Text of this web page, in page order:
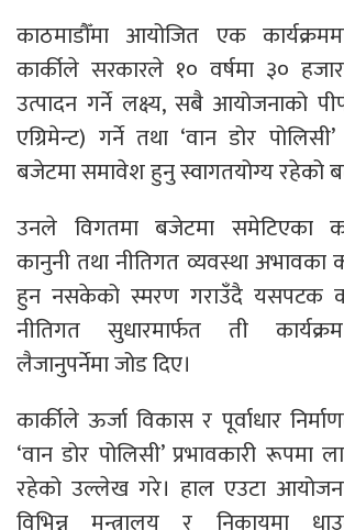
काठमाडाैँमा आयोजित एक
कार्कीले सरकारले १० वर्षमा ३०
उत्पादन गर्ने लक्ष्य, सबै आयोजनाको
एग्रिमेन्ट) गर्ने तथा ‘वान डोर
बजेटमा समावेश हुनु स्वागतयोग्य रहेको
उनले विगतमा बजेटमा समेटिएका
कानुनी तथा नीतिगत व्यवस्था अभावका
हुन नसकेको स्मरण गराउँदै यसपटक
नीतिगत सुधारमार्फत ती कार्यक्रम
लैजानुपर्नेमा जोड दिए।
कार्कीले ऊर्जा विकास र पूर्वाधार
‘वान डोर पोलिसी’ प्रभावकारी
रहेको उल्लेख गरे। हाल एउटा